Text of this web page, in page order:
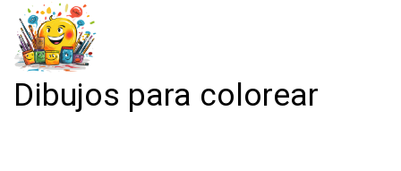
Dibujos para colorear